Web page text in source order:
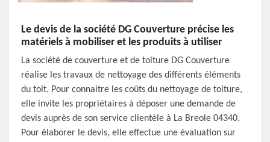
Le devis de la société DG Couverture précise les
matériels à mobiliser et les produits à utiliser
La société de couverture et de toiture DG Couverture
réalise les travaux de nettoyage des différents éléments
du toit. Pour connaitre les coûts du nettoyage de toiture,
elle invite les propriétaires à déposer une demande de
devis auprès de son service clientèle à La Breole 04340.
Pour élaborer le devis, elle effectue une évaluation sur